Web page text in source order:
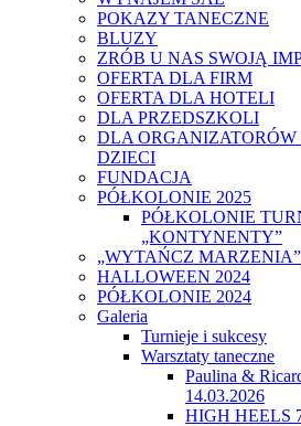
POKAZY TANECZNE
BLUZY
ZRÓB U NAS SWOJĄ
OFERTA DLA FIRM
OFERTA DLA HOTELI
DLA PRZEDSZKOLI
DLA
DZIECI
FUNDACJA
PÓŁKOLONIE 2025
PÓŁKOLONIE
„KONTYNENTY”
„WYTAŃCZ MARZENIA”
HALLOWEEN 2024
PÓŁKOLONIE 2024
Galeria
Turnieje i sukcesy
Warsztaty taneczne
Paulina &
14.03.2026
HIGH HEELS